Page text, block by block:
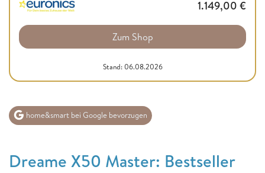
1.149,00 €
Zum Shop
Stand: 06.08.2026
home&smart bei Google bevorzugen
Dreame X50 Master: Bestseller